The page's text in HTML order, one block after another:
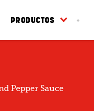
PRODUCTOS
Pepper Sauce